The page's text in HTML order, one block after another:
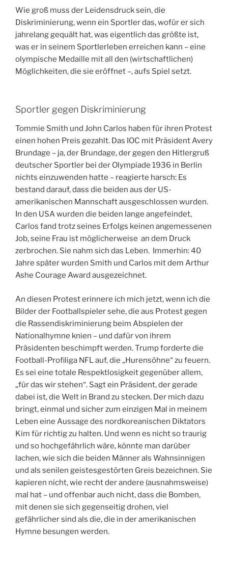
Wie groß muss der Leidensdruck sein, die
Diskriminierung, wenn ein Sportler das, wofür er sich
jahrelang gequält hat, was eigentlich das größte ist,
was er in seinem Sportlerleben erreichen kann – eine
olympische Medaille mit all den (wirtschaftlichen)
Möglichkeiten, die sie eröffnet –, aufs Spiel setzt.
Sportler gegen Diskriminierung
Tommie Smith und John Carlos haben für ihren Protest
einen hohen Preis gezahlt. Das IOC mit Präsident Avery
Brundage – ja, der Brundage, der gegen den Hitlergruß
deutscher Sportler bei der Olympiade 1936 in Berlin
nichts einzuwenden hatte – reagierte harsch: Es
bestand darauf, dass die beiden aus der US-
amerikanischen Mannschaft ausgeschlossen wurden.
In den USA wurden die beiden lange angefeindet,
Carlos fand trotz seines Erfolgs keinen angemessenen
Job, seine Frau ist möglicherweise an dem Druck
zerbrochen. Sie nahm sich das Leben. Immerhin: 40
Jahre später wurden Smith und Carlos mit dem Arthur
Ashe Courage Award ausgezeichnet.
An diesen Protest erinnere ich mich jetzt, wenn ich die
Bilder der Footballspieler sehe, die aus Protest gegen
die Rassendiskriminierung beim Abspielen der
Nationalhymne knien – und dafür von ihrem
Präsidenten beschimpft werden. Trump forderte die
Football-Profiliga NFL auf, die „Hurensöhne“ zu feuern.
Es sei eine totale Respektlosigkeit gegenüber allem,
„für das wir stehen“. Sagt ein Präsident, der gerade
dabei ist, die Welt in Brand zu stecken. Der mich dazu
bringt, einmal und sicher zum einzigen Mal in meinem
Leben eine Aussage des nordkoreanischen Diktators
Kim für richtig zu halten. Und wenn es nicht so traurig
und so hochgefährlich wäre, könnte man darüber
lachen, wie sich die beiden Männer als Wahnsinnigen
und als senilen geistesgestörten Greis bezeichnen. Sie
kapieren nicht, wie recht der andere (ausnahmsweise)
mal hat – und offenbar auch nicht, dass die Bomben,
mit denen sie sich gegenseitig drohen, viel
gefährlicher sind als die, die in der amerikanischen
Hymne besungen werden.